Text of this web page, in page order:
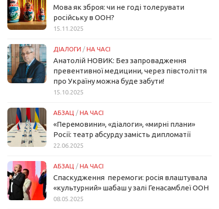
Мова як зброя: чи не годі толерувати
російську в ООН?
15.11.2025
ДІАЛОГИ / НА ЧАСІ
Анатолій НОВИК: Без запровадження
превентивної медицини, через півстоліття
про Україну можна буде забути!
15.10.2025
АБЗАЦ / НА ЧАСІ
«Перемовини», «діалоги», «мирні плани»
Росії: театр абсурду замість дипломатії
22.06.2025
АБЗАЦ / НА ЧАСІ
Спаскудження перемоги: росія влаштувала
«культурний» шабаш у залі Генасамблеї ООН
08.05.2025